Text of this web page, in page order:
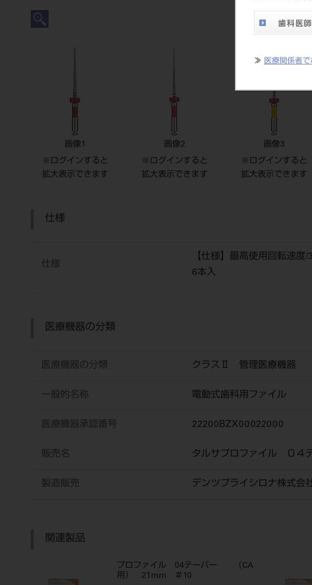
≫ 医療関係者
画像1
※ログインすると
拡大表示できます
画像2
※ログインすると
拡大表示できます
画像3
※ログインすると
拡大表示できます
仕様
仕様
【仕様】最高使用回転速度
6本入
医療機器の分類
医療機器の分類 クラスⅡ 管理医療機器
一般的名称 電動式歯科用ファイル
医療機器承認番号 22200BZX00022000
販売名 タルサプロファイル ０４
製造販売 デンツプライシロナ株式会
関連製品
プロファイル 04テーパー （CA
用） 21mm ＃10